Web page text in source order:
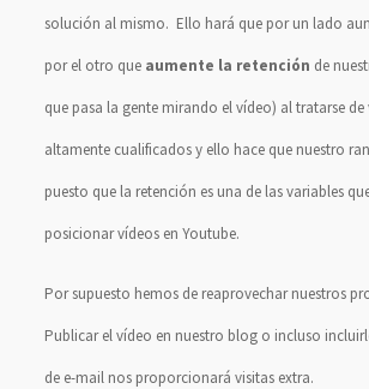
solución al mismo. Ello hará que por un lado
por el otro que aumente la retención de
que pasa la gente mirando el vídeo) al tratarse
altamente cualificados y ello hace que nuestro
puesto que la retención es una de las variables
posicionar vídeos en Youtube.
Por supuesto hemos de reaprovechar nuestros
Publicar el vídeo en nuestro blog o incluso
de e-mail nos proporcionará visitas extra.